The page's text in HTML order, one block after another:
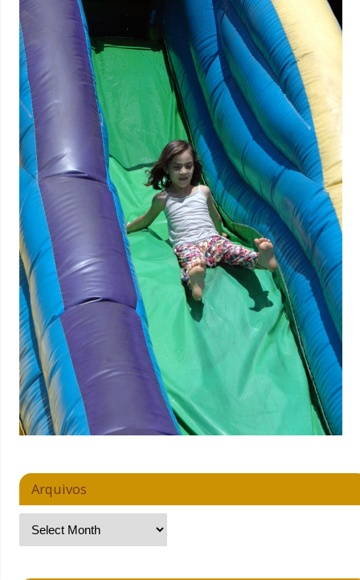
Arquivos